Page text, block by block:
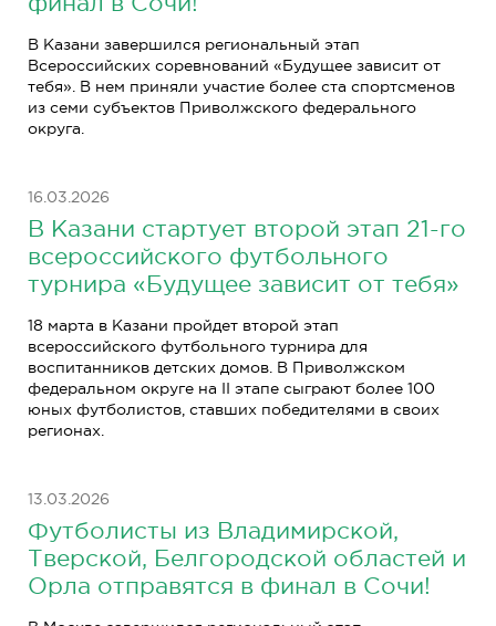
В Казани завершился региональный этап
Всероссийских соревнований «Будущее зависит от
тебя». В нем приняли участие более ста спортсменов
из семи субъектов Приволжского федерального
округа.
16.03.2026
В Казани стартует второй этап 21-го
всероссийского футбольного
турнира «Будущее зависит от тебя»
18 марта в Казани пройдет второй этап
всероссийского футбольного турнира для
воспитанников детских домов. В Приволжском
федеральном округе на II этапе сыграют более 100
юных футболистов, ставших победителями в своих
регионах.
13.03.2026
Футболисты из Владимирской,
Тверской, Белгородской областей и
Орла отправятся в финал в Сочи!